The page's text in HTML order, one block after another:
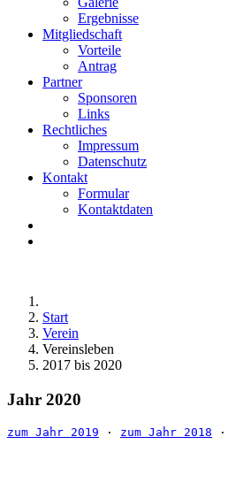
Ergebnisse
Mitgliedschaft
Vorteile
Antrag
Partner
Sponsoren
Links
Rechtliches
Impressum
Datenschutz
Kontakt
Formular
Kontaktdaten
Start
Verein
Vereinsleben
2017 bis 2020
Jahr 2020
zum Jahr 2019 · zum Jahr 2018 ·